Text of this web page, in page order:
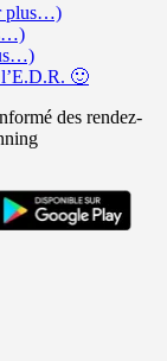
plus…)
l’E.D.R. 🙂
des rendez-